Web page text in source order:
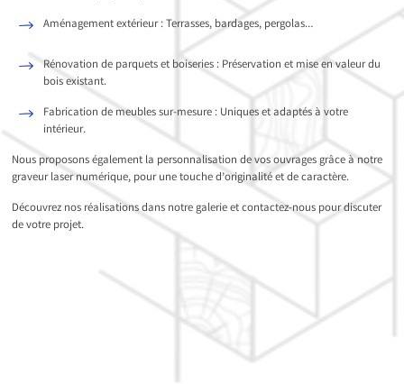
Aménagement extérieur : Terrasses, bardages, pergolas…
Rénovation de parquets et boiseries : Préservation et mise en valeur du
bois existant.
Fabrication de meubles sur-mesure : Uniques et adaptés à votre
intérieur.
Nous proposons également la personnalisation de vos ouvrages grâce à notre
graveur laser numérique, pour une touche d’originalité et de caractère.
Découvrez nos réalisations dans notre galerie et contactez-nous pour discuter
de votre projet.